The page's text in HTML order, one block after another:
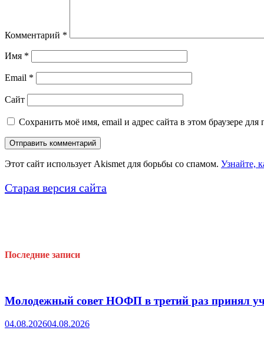
Комментарий *
Имя *
Email *
Сайт
Сохранить моё имя, email и адрес сайта в этом браузере
Этот сайт использует Akismet для борьбы со спамом. Узнайте,
Старая версия сайта
Последние записи
Молодежный совет НОФП в третий раз принял
04.08.202604.08.2026